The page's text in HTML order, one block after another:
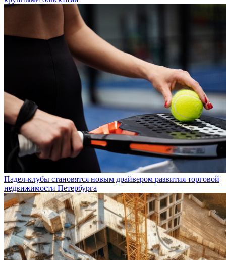
крупными объектами
Падел-клубы становятся новым драйвером развития торговой
недвижимости Петербурга